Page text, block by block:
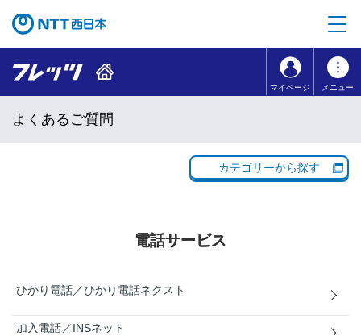
コンテンツのリンクナビゲーションへ移動
マイページ メニュー
よくあるご質問
カテゴリーから探す
電話サービス
ひかり電話／ひかり電話ネクスト
加入電話／INSネット